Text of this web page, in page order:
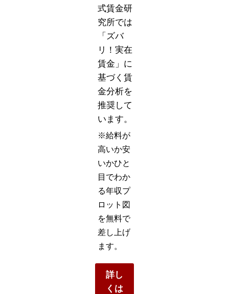
式賃金研
究所では
「ズバ
リ！実在
賃金」に
基づく賃
金分析を
推奨して
います。
※給料が
高いか安
いかひと
目でわか
る年収プ
ロット図
を無料で
差し上げ
ます。
詳し
くは